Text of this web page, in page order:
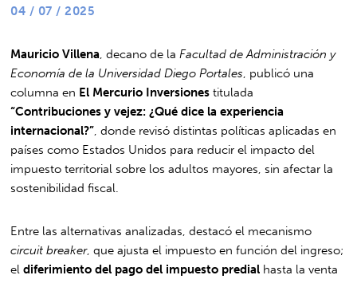
04 / 07 / 2025
Mauricio Villena , decano de la Facultad de Administración y
Economía de la Universidad Diego Portales , publicó una
columna en El Mercurio Inversiones titulada
“Contribuciones y vejez: ¿Qué dice la experiencia
internacional?” , donde revisó distintas políticas aplicadas en
países como Estados Unidos para reducir el impacto del
impuesto territorial sobre los adultos mayores, sin afectar la
sostenibilidad fiscal.
Entre las alternativas analizadas, destacó el mecanismo
circuit breaker, que ajusta el impuesto en función del ingreso;
eldiferimiento del pago del impuesto predial hasta la venta